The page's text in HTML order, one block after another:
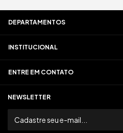
DEPARTAMENTOS
INSTITUCIONAL
ENTRE EM CONTATO
NEWSLETTER